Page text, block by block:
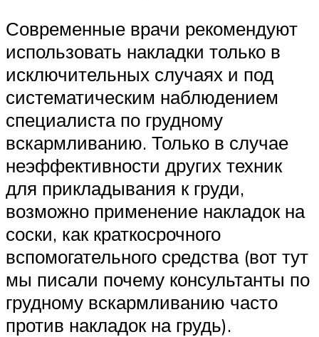
Современные врачи рекомендуют
использовать накладки только в
исключительных случаях и под
систематическим наблюдением
специалиста по грудному
вскармливанию. Только в случае
неэффективности других техник
для прикладывания к груди,
возможно применение накладок на
соски, как краткосрочного
вспомогательного средства (вот тут
мы писали почему консультанты по
грудному вскармливанию часто
против накладок на грудь).